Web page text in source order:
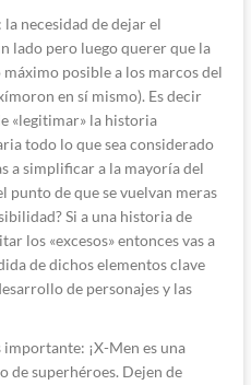
necesidad de dejar el
lado pero luego querer que la
posible a los marcos del
en sí mismo). Es decir
«legitimar» la historia
todo lo que sea considerado
a simplificar a la mayoría del
punto de que se vuelvan meras
Si a una historia de
los «excesos» entonces vas a
de dichos elementos clave
de personajes y las
¡X-Men es una
de superhéroes. Dejen de